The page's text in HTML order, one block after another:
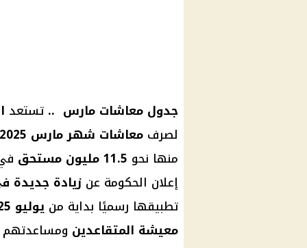
جدول معاشات مارس .. تستعد
لصرف معاشات شهر مارس 2025
منها نحو 11.5 مليون مستحق
إعلان الحكومة عن زيادة جديدة
تطبيقها رسميًا بداية من يوليو 2025
معيشة المتقاعدين ومساعدتهم